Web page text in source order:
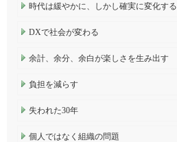
時代は緩やかに、しかし確実に変化する
DXで社会が変わる
余計、余分、余白が楽しさを生み出す
負担を減らす
失われた30年
個人ではなく組織の問題